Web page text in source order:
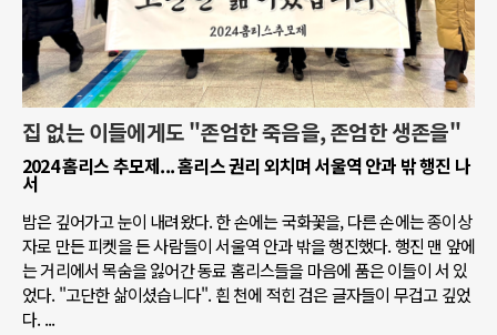
집 없는 이들에게도 "존엄한 죽음을, 존엄한 생존을"
2024 홈리스 추모제... 홈리스 권리 외치며 서울역 안과 밖 행진 나
서
밤은 깊어가고 눈이 내려왔다. 한 손에는 국화꽃을, 다른 손에는 종이상
자로 만든 피켓을 든 사람들이 서울역 안과 밖을 행진했다. 행진 맨 앞에
는 거리에서 목숨을 잃어간 동료 홈리스들을 마음에 품은 이들이 서 있
었다. "고단한 삶이셨습니다". 흰 천에 적힌 검은 글자들이 무겁고 깊었
다. ...